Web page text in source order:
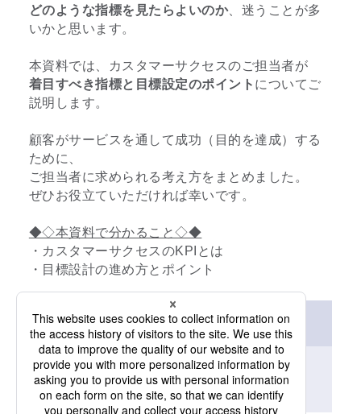
どのような指標を見たらよいのか、迷うことが多
いかと思います。
本資料では、カスタマーサクセスのご担当者が
着目すべき指標と目標設定のポイント についてご
説明します。
顧客がサービスを通して成功（目的を達成）する
ために、
ご担当者に求められる考え方をまとめました。
ぜひお役立ていただければ幸いです。
◆◇本資料で分かること◇◆
・カスタマーサクセスのKPIとは
・目標設計の進め方とポイント
資料ダウンロード（無料）
「*」は必須項目です。